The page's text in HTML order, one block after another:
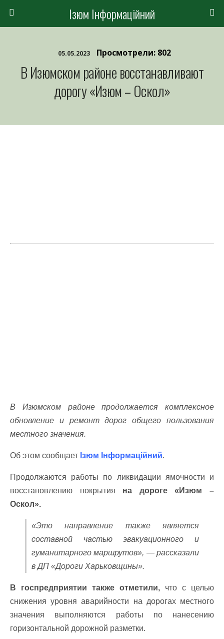
Ізюм Інформаційний
05.05.2023 Просмотрели: 802
В Изюмском районе восстанавливают
дорогу «Изюм – Оскол»
В Изюмском районе продолжается комплексное
обновление и ремонт дорог общего пользования
местного значения.
Об этом сообщает Ізюм Інформаційний.
Продолжаются работы по ликвидации ямочности и
восстановлению покрытия на дороге «Изюм –
Оскол».
«Это направление также является
составной частью эвакуационного и
гуманитарного маршрутов», — рассказали
в ДП «Дороги Харьковщины».
В госпредприятии также отметили, что с целью
снижения уровня аварийности на дорогах местного
значения выполняются работы по нанесению
горизонтальной дорожной разметки.